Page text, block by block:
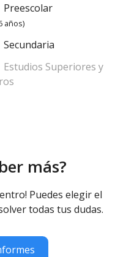
Preescolar
años)
Secundaria
Estudios Superiores y
más?
Puedes elegir el
todas tus dudas.